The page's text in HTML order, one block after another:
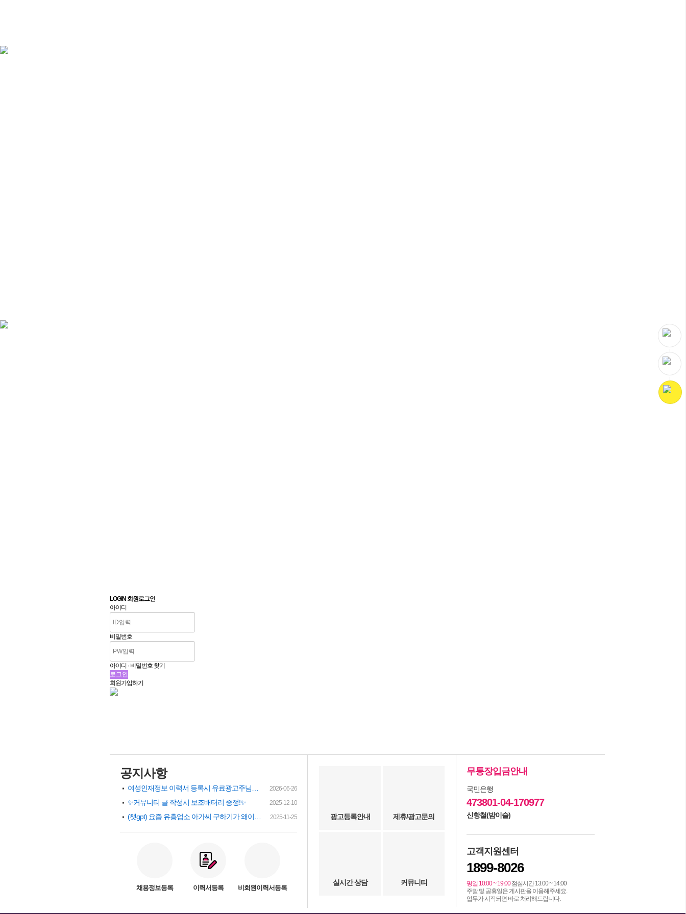
LOGIN 회원로그인
아이디
비밀번호
아이디 · 비밀번호 찾기
회원가입하기
공지사항
2026-06-26
✨커뮤니티 글 작성시 보조배터리 증정!✨ 2025-12-10
2025-11-25
채용정보등록 이력서등록 비회원이력서등록
광고등록안내 제휴/광고문의
실시간 상담 커뮤니티
무통장입금안내
국민은행
473801-04-170977
신항철(밤이슬)
고객지원센터
1899-8026
평일 10:00 ~ 19:00점심시간 13:00 ~ 14:00
주말 및 공휴일은 게시판을 이용해주세요.
업무가 시작되면 바로 처리해드립니다.